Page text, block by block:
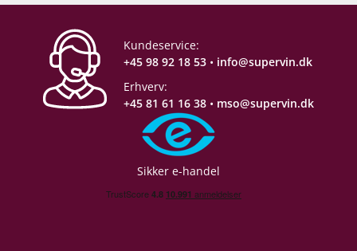
Kundeservice:
+45 98 92 18 53 • info@supervin.dk
Erhverv:
+45 81 61 16 38 • mso@supervin.dk
Sikker e-handel